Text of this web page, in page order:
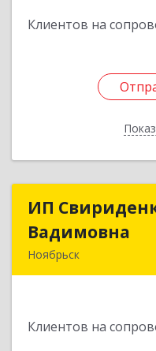
Клиентов на
ИП
Вадимовна
Ноябрьск
Клиентов на
ИП